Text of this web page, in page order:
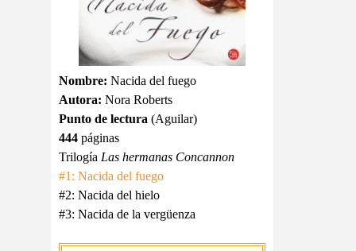
Nombre: Nacida del fuego
Autora: Nora Roberts
Punto de lectura (Aguilar)
444 páginas
Trilogía Las hermanas Concannon
#1: Nacida del fuego
#2: Nacida del hielo
#3: Nacida de la vergüenza